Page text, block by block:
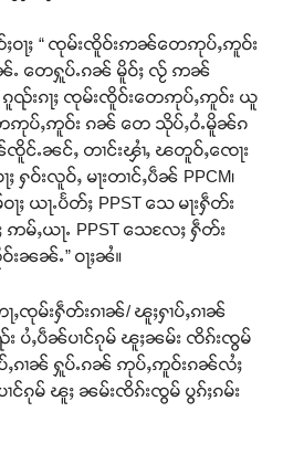
SHAN
မိူင်း ၵူႈတီႈၵူႈလႅၼ်ပေႃးတေၸွ
ႉ ၶဝ်ႈႁူမ်ႈၵမ်ႉထႅမ် ၸုမ်းၶၢ
ႈ လႆႈယူႇၶႃႈဢေႃႈ။
ႃႈ “ ၸုမ်းၸိူဝ်းဢၼ်တေဢုပ်ႇဢူဝ်း
ၼ်ႉ တေႁူပ်ႉၵၼ် မိူဝ်ႈ လႂ် ဢၼ်
ၵူၺ်းၵႃႈ ၸုမ်းၸိူဝ်းတေဢုပ်ႇဢူဝ်း ယူ
ေဢုပ်ႇဢူဝ်း ၵၼ် တေ သိုပ်ႇဝႆႉမိူၼ်ၵ
ၼ်ၸိူင်ႉၼင်ႇ တၢင်းၾၢႆႇ ၽတူဝ်ႇၸေႃး
ႈ ႁဝ်းလူဝ်ႇ မႃးတၢင်ႇပဵၼ် PPCM၊
ႈ ယႃႉပႅတ်ႈ PPST သေ မႃးႁဵတ်း
ဢမ်ႇယႃႉ PPST သေလႄႈ ႁဵတ်း
းၼၼ်ႉ” ဝႃႈၼႆ။
ၸုမ်းႁဵတ်းၵၢၼ်/ ၽူႈႁၢပ်ႇၵၢၼ်
း ပႆႇပဵၼ်ပၢင်ၵုမ် ၽူႈၼမ်း ၸိၵ်းၸွမ်
ပ်ႇၵၢၼ် ႁူပ်ႉၵၼ် ဢုပ်ႇဢူဝ်းၵၼ်လႆႈ
ၵုမ် ၽူႈ ၼမ်းၸိၵ်းၸွမ် ပွၵ်ႈၵမ်း